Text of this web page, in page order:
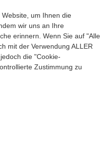
um Ihnen die
wir uns an Ihre
erinnern. Wenn Sie auf "Alle
mit der Verwendung ALLER
die "Cookie-
Zustimmung zu